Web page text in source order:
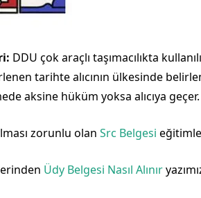
DDU çok araçlı taşımacılıkta
tarihte alıcının ülkesinde
aksine hüküm yoksa alıcıya geçer.
zorunlu olan Src Belgesi
Üdy Belgesi Nasıl Alınır